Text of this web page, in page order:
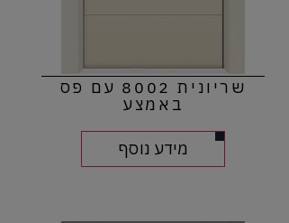
שריונית 8002 עם פס
באמצע
מידע נוסף